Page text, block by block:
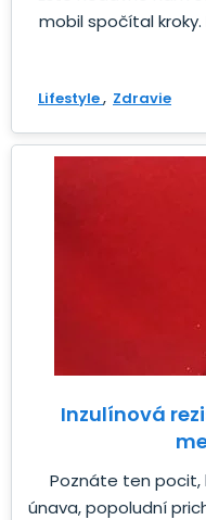
mobil spočítal
Lifestyle Zdravie
Inzulínová
Poznáte ten
únava, popoludní